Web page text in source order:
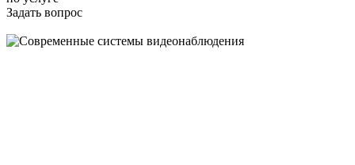
Задать вопрос